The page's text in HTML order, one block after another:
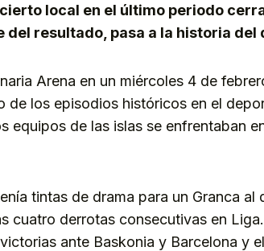
local en el último periodo
del resultado, pasa a la historia del
Arena en un miércoles 4 de
de los episodios históricos en el
equipos de las islas se enfrentaban
tintas de drama para un Granca al
cuatro derrotas consecutivas en
ante Baskonia y Barcelona y